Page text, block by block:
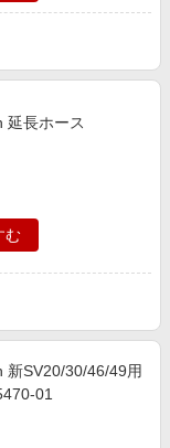
延長ホース
む
新SV20/30/46/49用
01